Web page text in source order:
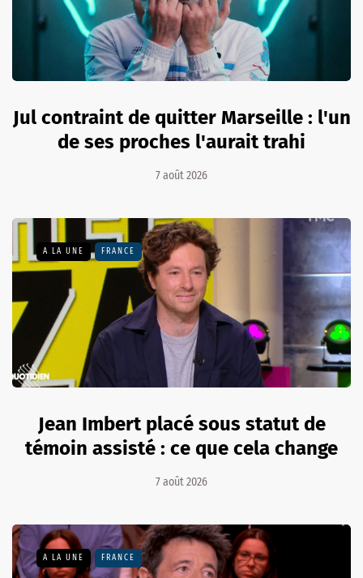
Jul contraint de quitter Marseille : l'un
de ses proches l'aurait trahi
7 août 2026
A LA UNE FRANCE
Jean Imbert placé sous statut de
témoin assisté : ce que cela change
7 août 2026
A LA UNE FRANCE